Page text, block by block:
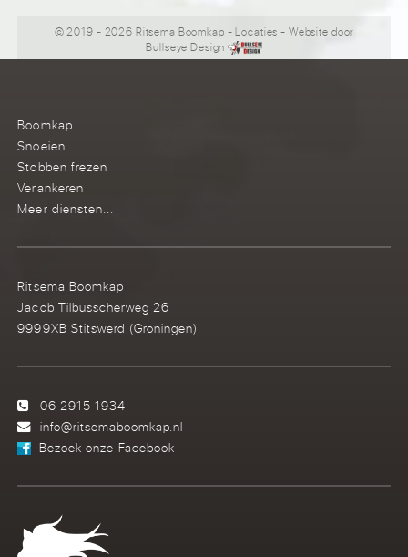
© 2019 - 2026 Ritsema Boomkap -Locaties - Website door
Bullseye Design
Boomkap
Snoeien
Stobben frezen
Verankeren
Meer diensten...
Ritsema Boomkap
Jacob Tilbusscherweg 26
9999XB Stitswerd (Groningen)
06 2915 1934
info@ritsemaboomkap.nl
Bezoek onze Facebook